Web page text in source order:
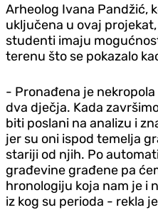
Arheolog Ivana Pandžić,
uključena u ovaj projekat,
studenti imaju
terenu što se pokazalo
- Pronađena je
dva dječja. Kada
biti poslani na analizu i
jer su oni ispod temelja
stariji od njih. Po
građevine građene pa
hronologiju koja nam je i
iz kog su perioda - rekla